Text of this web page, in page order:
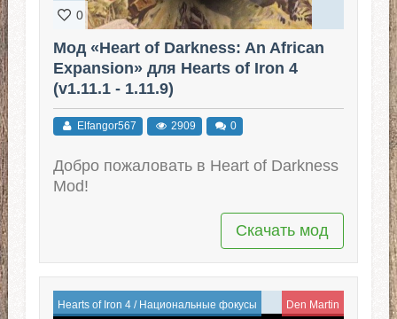
0
Мод «Heart of Darkness: An African
Expansion» для Hearts of Iron 4
(v1.11.1 - 1.11.9)
Elfangor567 2909 0
Добро пожаловать в Heart of Darkness
Mod!
Скачать мод
Hearts of Iron 4/ Национальные фокусы Den Martin